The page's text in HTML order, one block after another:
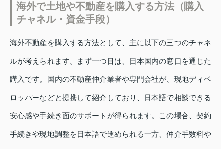
海外で土地や不動産を購入する方法（購入
チャネル・資金手段）
海外不動産を購入する方法として、主に以下の三つのチャネ
ルが考えられます。まず一つ目は、日本国内の窓口を通じた
購入です。国内の不動産仲介業者や専門会社が、現地ディベ
ロッパーなどと提携して紹介しており、日本語で相談できる
安心感や手続き面のサポートが得られます。この場合、契約
手続きや現地調整を日本語で進められる一方、仲介手数料や